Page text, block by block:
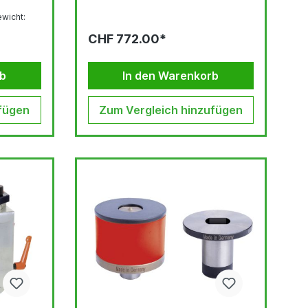
1,1
CHF 772.00*
In den Warenkorb
Zum Vergleich hinzufügen